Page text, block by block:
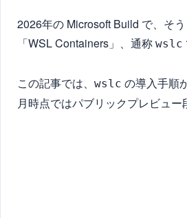
2026年の Microsoft Build で、そ
「WSL Containers」、通称 wslc
この記事では、 wslc の導入手順
月時点ではパブリックプレビュ